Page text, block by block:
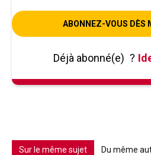
ABONNEZ-VOUS DÈS
Déjà abonné(e) ?
Sur le même sujet Du même